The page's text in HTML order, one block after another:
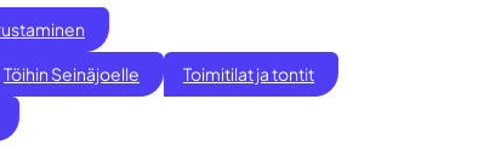
Töihin Seinäjoelle Toimitilat ja tontit